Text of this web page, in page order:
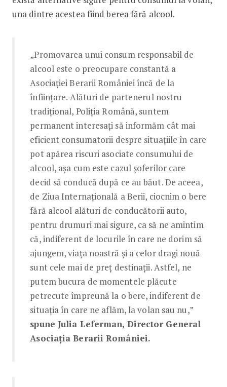
una dintre acestea fiind berea fără alcool.
„Promovarea unui consum responsabil de
alcool este o preocupare constantă a
Asociației Berarii României încă de la
înființare. Alături de partenerul nostru
tradițional, Poliția Română, suntem
permanent interesați să informăm cât mai
eficient consumatorii despre situațiile în care
pot apărea riscuri asociate consumului de
alcool, așa cum este cazul șoferilor care
decid să conducă după ce au băut. De aceea,
de Ziua Internațională a Berii, ciocnim o bere
fără alcool alături de conducătorii auto,
pentru drumuri mai sigure, ca să ne amintim
că, indiferent de locurile în care ne dorim să
ajungem, viața noastră și a celor dragi nouă
sunt cele mai de preț destinații. Astfel, ne
putem bucura de momentele plăcute
petrecute împreună la o bere, indiferent de
situația în care ne aflăm, la volan sau nu,”
spune Julia Leferman, Director General
Asociația Berarii României.